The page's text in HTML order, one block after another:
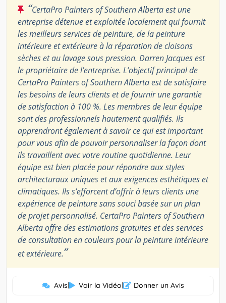
“CertaPro Painters of Southern Alberta est une
entreprise détenue et exploitée localement qui fournit
les meilleurs services de peinture, de la peinture
intérieure et extérieure à la réparation de cloisons
sèches et au lavage sous pression. Darren Jacques est
le propriétaire de l’entreprise. L’objectif principal de
CertaPro Painters of Southern Alberta est de satisfaire
les besoins de leurs clients et de fournir une garantie
de satisfaction à 100 %. Les membres de leur équipe
sont des professionnels hautement qualifiés. Ils
apprendront également à savoir ce qui est important
pour vous afin de pouvoir personnaliser la façon dont
ils travaillent avec votre routine quotidienne. Leur
équipe est bien placée pour répondre aux styles
architecturaux uniques et aux exigences esthétiques et
climatiques. Ils s’efforcent d’offrir à leurs clients une
expérience de peinture sans souci basée sur un plan
de projet personnalisé. CertaPro Painters of Southern
Alberta offre des estimations gratuites et des services
de consultation en couleurs pour la peinture intérieure
et extérieure.”
Avis| Voir la Vidéo| Donner un Avis